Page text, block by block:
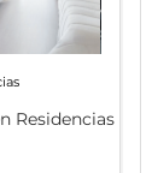
Residencias